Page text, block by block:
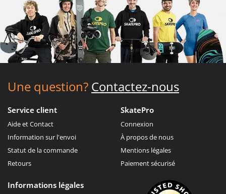
Une question? Contactez-nous
Service client
Aide et Contact
Information sur l'envoi
Statut de la commande
Retours
SkatePro
Connexion
À propos de nous
Mentions légales
Paiement sécurisé
Informations légales